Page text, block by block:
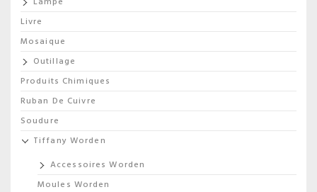
Livre
Mosaique
Outillage
Produits Chimiques
Ruban De Cuivre
Soudure
Tiffany Worden
Accessoires Worden
Moules Worden